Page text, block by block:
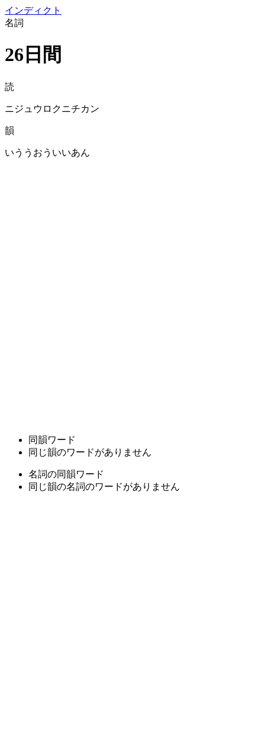
インディクト
名詞
26日間
読
ニジュウロクニチカン
韻
いううおういいあん
同韻ワード
同じ韻のワードがありません
名詞の同韻ワード
同じ韻の名詞のワードがありません